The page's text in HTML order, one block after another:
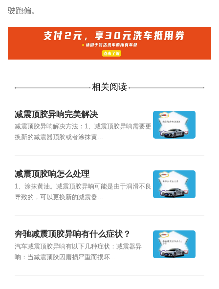
驶跑偏。
相关阅读
减震顶胶异响完美解决
减震顶胶异响解决方法：1、减震顶胶异响需要更
换新的减震器顶胶或者涂抹黄...
减震顶胶响怎么处理
1、涂抹黄油。减震顶胶异响可能是由于润滑不良
导致的，可以更换新的减震器...
奔驰减震顶胶异响有什么症状？
汽车减震顶胶异响有以下几种症状：减震器异
响：当减震顶胶因磨损严重而损坏...